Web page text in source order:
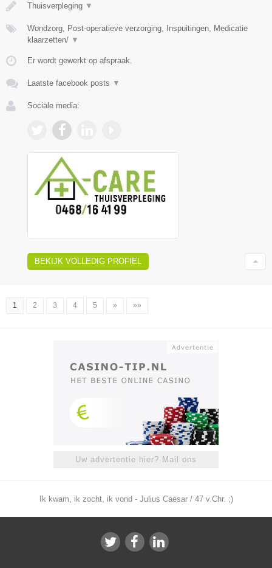
Thuisverpleging ▼
Wondzorg, Post-operatieve verzorging, Inspuitingen, Medicatie
klaarzetten/ ▼
Er wordt gewerkt op afspraak.
Laatste facebook posts ▼
Sociale media:
BEKIJK VOLLEDIG PROFIEL
1 2 3 4 5 » »»
Uw advertentie hier? Mail ons
Ik kwam, ik zocht, ik vond - Julius Caesar / 47 v.Chr. ;)